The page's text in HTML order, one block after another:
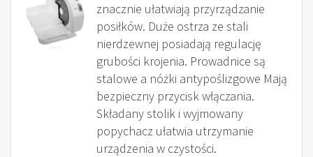
znacznie ułatwiają przyrządzanie
posiłków. Duże ostrza ze stali
nierdzewnej posiadają regulację
grubości krojenia. Prowadnice są
stalowe a nóżki antypoślizgowe Mają
bezpieczny przycisk włączania.
Składany stolik i wyjmowany
popychacz ułatwia utrzymanie
urządzenia w czystości.